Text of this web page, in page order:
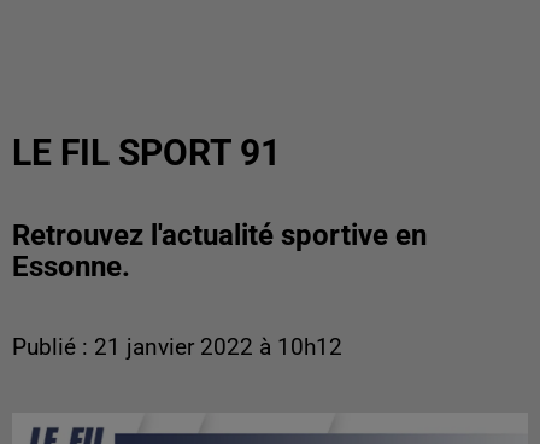
LE FIL SPORT 91
Retrouvez l'actualité sportive en
Essonne.
Publié : 21 janvier 2022 à 10h12